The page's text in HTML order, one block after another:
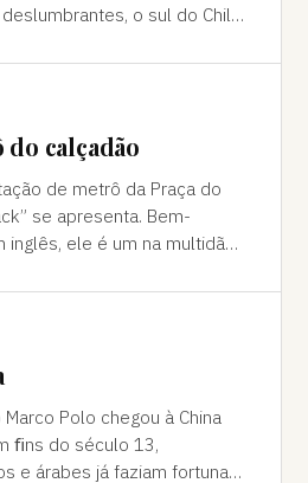
o sul do Chile
calçadão
de metrô da Praça do
se apresenta. Bem-
inglês, ele é um na multidão
Polo chegou à China
ﬁns do século 13,
e árabes já faziam fortuna